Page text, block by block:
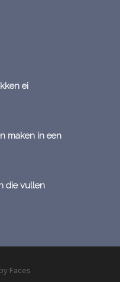
ei
maken in een
die vullen
Faces